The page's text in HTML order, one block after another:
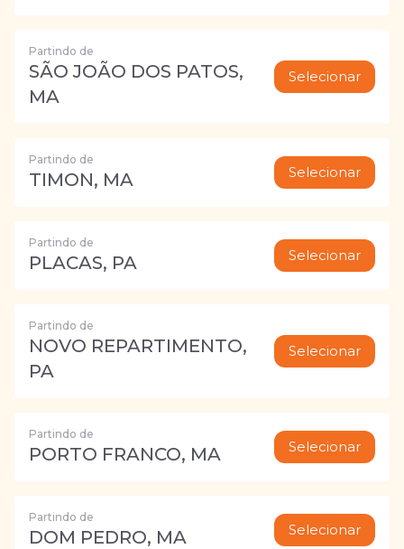
Partindo de
SÃO JOÃO DOS PATOS,
MA
Selecionar
Partindo de
TIMON, MA Selecionar
Partindo de
PLACAS, PA Selecionar
Partindo de
NOVO REPARTIMENTO,
PA
Selecionar
Partindo de
PORTO FRANCO, MA Selecionar
Partindo de
DOM PEDRO, MA Selecionar